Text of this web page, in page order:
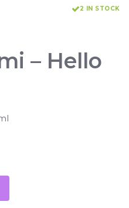
2 IN STOCK
– Hello